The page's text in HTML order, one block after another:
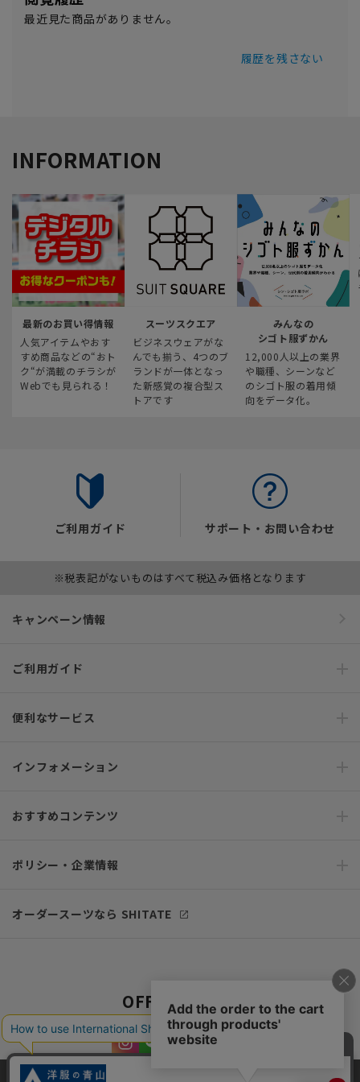
最近見た商品がありません。
履歴を残さない
INFORMATION
最新のお買い得情報
人気アイテムやおす
すめ商品などの“おト
ク“が満載のチラシが
Webでも見られる！
スーツスクエア
ビジネスウェアがな
んでも揃う、4つのブ
ランドが一体となっ
た新感覚の複合型ス
トアです
みんなの
シゴト服ずかん
12,000人以上の業界
や職種、シーンなど
のシゴト服の着用傾
向をデータ化。
ご利用ガイド サポート・お問い合わせ
※税表記がないものはすべて税込み価格となります
キャンペーン情報
ご利用ガイド
便利なサービス
インフォメーション
おすすめコンテンツ
ポリシー・企業情報
オーダースーツなら SHITATE
OFFICIAL SNS